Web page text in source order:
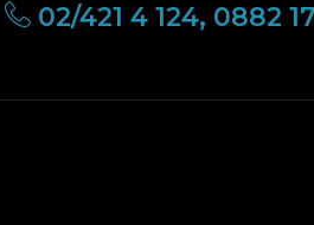
02/421 4 124, 0882